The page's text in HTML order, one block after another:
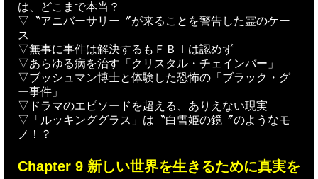
は、どこまで本当？
▽〝アニバーサリー〞が来ることを警告した霊のケー
ス
▽無事に事件は解決するもＦＢＩは認めず
▽あらゆる病を治す「クリスタル・チェインバー」
▽ブッシュマン博士と体験した恐怖の「ブラック・グ
ー事件」
▽ドラマのエピソードを超える、ありえない現実
▽「ルッキンググラス」は〝白雪姫の鏡〞のようなモ
ノ！？
Chapter 9 新しい世界を生きるために真実を